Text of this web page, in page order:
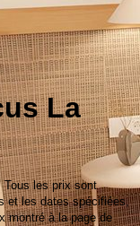
La
Tous les prix sont
et les dates spécifiées,
montré à la page de